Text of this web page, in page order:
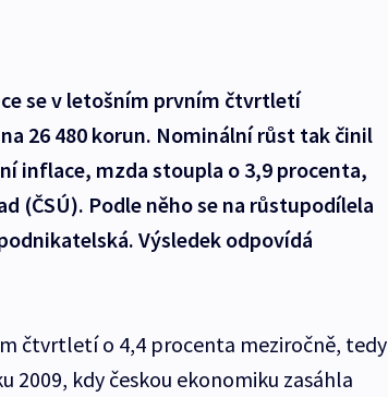
se v letošním prvním čtvrtletí
26 480 korun. Nominální růst tak činil
inflace, mzda stoupla o 3,9 procenta,
(ČSÚ). Podle něho se na růstupodílela
Výsledek odpovídá
čtvrtletí o 4,4 procenta meziročně, tedy
2009, kdy českou ekonomiku zasáhla